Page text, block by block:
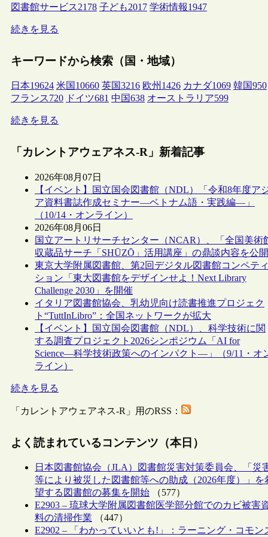
図書館サービス2178 子ども2017 学術情報1947
続きを見る
キーワードから検索（国・地域）
日本19624 米国 10660 英国3216 欧州 1426 カナダ1069 韓国950
フランス720 ドイツ681 中国638 オーストラリア599
続きを見る
「カレントアウェアネス-R」新着記事
2026年08月07日
【イベント】国立国会図書館（NDL）「令和8年度ア
ア資料書誌作成セミナー―ベトナム語・実践編―」
（10/14・オンライン）
2026年08月06日
国立アートリサーチセンター（NCAR）、「全国美術
収蔵品サーチ「SHŪZŌ」活用講座」の鼎談内容を公開
東京大学附属図書館、第2回デジタル図書館コンペティ
ション「東大図書館をデザインせよ！Next Library
Challenge 2030」を開催
イタリア図書館協会、乳幼児向け読書推進プロジェク
ト“TuttInLibro”：全国ネットワークが拡大
【イベント】国立国会図書館（NDL）、科学技術に関
する調査プロジェクト2026シンポジウム「AI for
Science―科学技術政策へのインパクト―」（9/11・オ
ライン）
続きを見る
「カレントアウェアネス-R」用のRSS：
よく読まれているコンテンツ（本日）
日本図書館協会（JLA）図書館災害対策委員会、「災
等により被災した図書館等への助成（2026年度）」を
望する図書館の募集を開始 （577）
E2903 – 琉球大学附属図書館医学部分館でのカビ被害
料の清掃作業 （447）
E2902 – 「わかっていいとも!」：ラーニング・コモン